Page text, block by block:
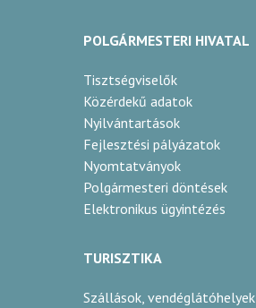
POLGÁRMESTERI HIVATAL
Tisztségviselők
Közérdekű adatok
Nyilvántartások
Fejlesztési pályázatok
Nyomtatványok
Polgármesteri döntések
Elektronikus ügyintézés
TURISZTIKA
Szállások, vendéglátóhelyek